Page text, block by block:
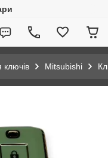
ключів Mitsubishi